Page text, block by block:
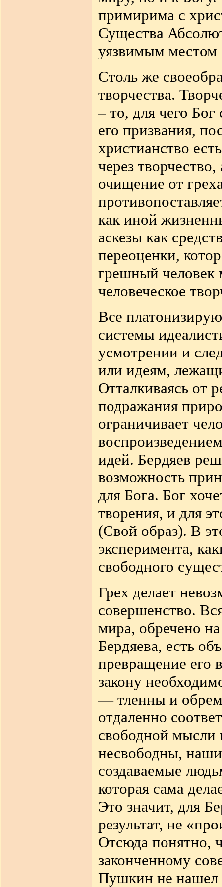
примирима с
Существа
уязвимым местом
Столь же
творчества.
– то, для чего Бог
его призвания,
христианство
через творчество,
очищение от
как иной
аскезы как
переоценки,
грешный человек
человеческое
Все
системы
усмотрении и
или идеям,
Отталкиваясь от
подражания
ограничивает
идей. Бердяев
возможность
для Бога. Бог
творения, и для
(Свой образ). В
эксперимента,
свободного
Грех делает
совершенство.
мира, обречено на
Бердяева, есть
превращение его
закону
— тленны и
отдаленно
свободной мысли
несвободны,
создаваемые
которая сама
Это значит, для
результат, не
Отсюда понятно,
законченному
Пушкин не нашел